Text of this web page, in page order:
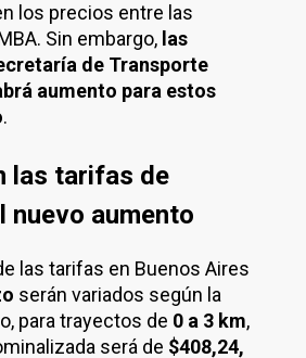
los precios entre las
Sin embargo, las
de Transporte
aumento para estos
.
las tarifas de
nuevo aumento
las tarifas en Buenos Aires
serán variados según la
para trayectos de 0 a 3 km,
será de $408,24,